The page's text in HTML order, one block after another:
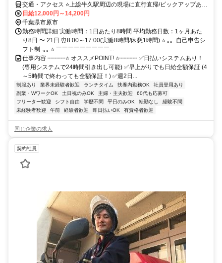
交通・アクセス ⭐上総牛久駅周辺の現場に直行直帰/ピックアップあ
り！移動の心配は不要です♪
日給12,000円～14,200円
千葉県市原市
勤務時間詳細 実働時間：1日あたり8時間 平均勤務日数：1ヶ月あた
り8日 〜 21日 ⏰8:00～17:00(実働8時間/休憩1時間) ⭐.｡｡. 自己申告シ
フト制 .｡｡.⭐ ￣￣￣￣￣￣￣￣￣...
仕事内容 ┉┉┉⭐ オススメPOINT! ⭐┉┉┉ ✅日払いシステムあり！
(専用システムで24時間引き出し可能) ✅早上がりでも日給全額保証 (4
～5時間で終わっても全額保証！) ✅週2日...
制服あり 業界未経験者歓迎 ランチタイム 扶養内勤務OK
社員登用あり
副業・WワークOK
土日祝のみOK 主婦・主夫歓迎
60代も応募可
フリーター歓迎
シフト自由 学歴不問 平日のみOK 転勤なし
経験不問
未経験者歓迎
午前 経験者歓迎 即日払いOK 有資格者歓迎
同じ企業の求人
契約社員